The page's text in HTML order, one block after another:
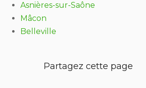
Asnières-sur-Saône
Mâcon
Belleville